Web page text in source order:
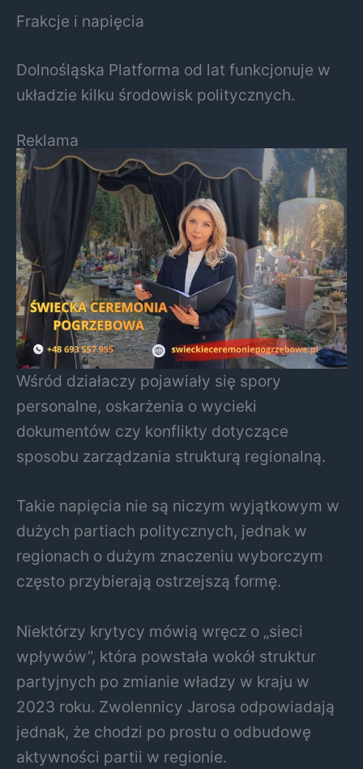
Frakcje i napięcia
Dolnośląska Platforma od lat funkcjonuje w
układzie kilku środowisk politycznych.
Reklama
Wśród działaczy pojawiały się spory
personalne, oskarżenia o wycieki
dokumentów czy konflikty dotyczące
sposobu zarządzania strukturą regionalną.
Takie napięcia nie są niczym wyjątkowym w
dużych partiach politycznych, jednak w
regionach o dużym znaczeniu wyborczym
często przybierają ostrzejszą formę.
Niektórzy krytycy mówią wręcz o „sieci
wpływów”, która powstała wokół struktur
partyjnych po zmianie władzy w kraju w
2023 roku. Zwolennicy Jarosa odpowiadają
jednak, że chodzi po prostu o odbudowę
aktywności partii w regionie.